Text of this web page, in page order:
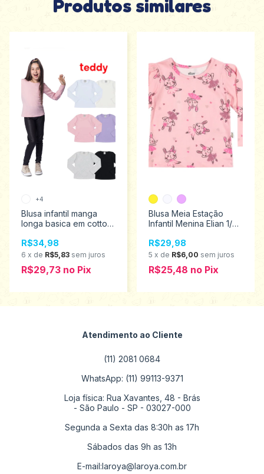
Produtos similares
Blusa infantil manga
longa basica em cotton
P010
R$34,98
6 x de R$5,83 sem juros
R$29,73 no Pix
+4
Blusa Meia Estação
Infantil Menina Elian 1/3
R$29,98
5 x de R$6,00 sem juros
R$25,48 no Pix
Atendimento ao Cliente
(11) 2081 0684
WhatsApp: (11) 99113-9371
Loja física: Rua Xavantes, 48 - Brás
- São Paulo - SP - 03027-000
Segunda a Sexta das 8:30h as 17h
Sábados das 9h as 13h
E-mail:laroya@laroya.com.br